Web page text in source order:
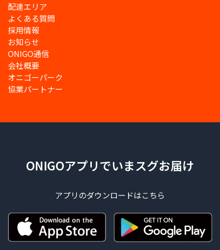
配達エリア
よくある質問
採用情報
お知らせ
ONIGO通信
会社概要
オニゴーパーク
協業パートナー
ONIGOアプリでいまスグお届け
アプリのダウンロードはこちら